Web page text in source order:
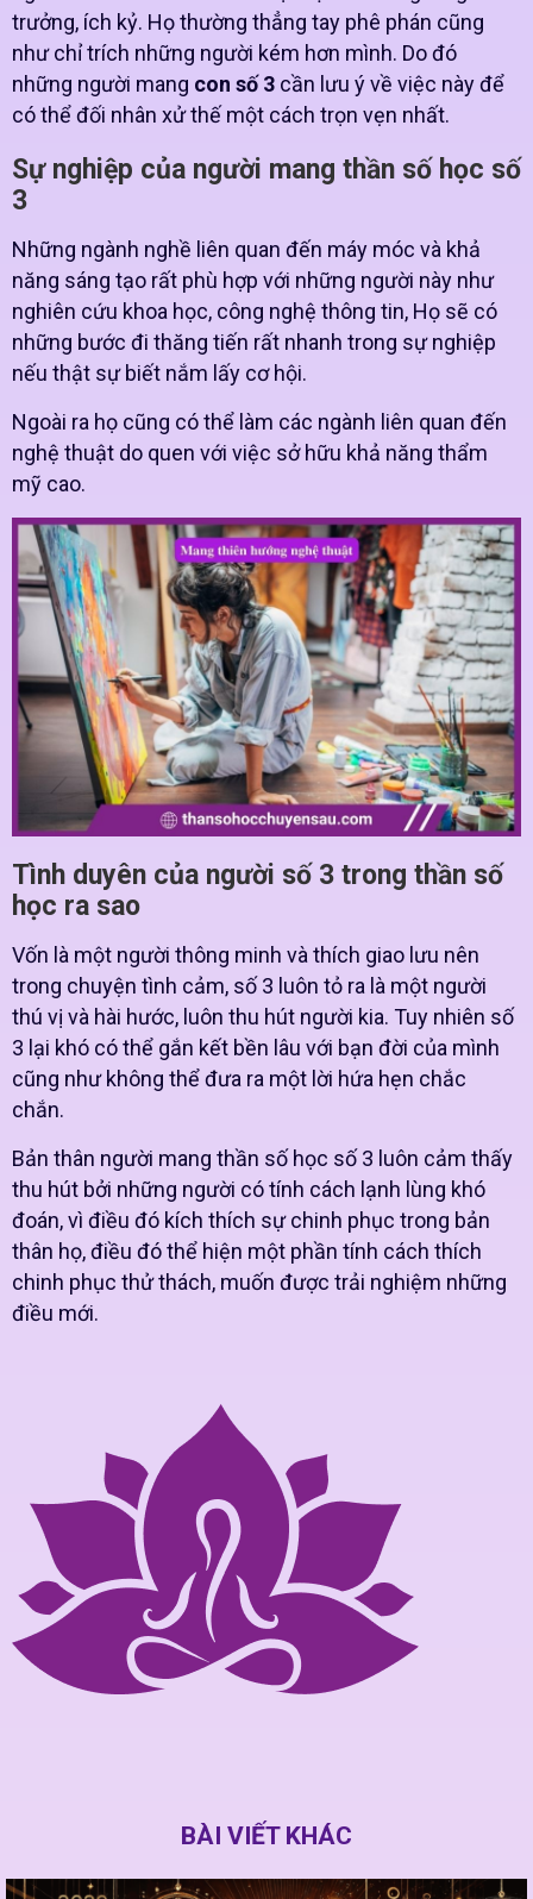
trưởng, ích kỷ. Họ thường thẳng tay phê phán cũng
như chỉ trích những người kém hơn mình. Do đó
những người mang con số 3 cần lưu ý về việc này để
có thể đối nhân xử thế một cách trọn vẹn nhất.
Sự nghiệp của người mang thần số học số
3
Những ngành nghề liên quan đến máy móc và khả
năng sáng tạo rất phù hợp với những người này như
nghiên cứu khoa học, công nghệ thông tin, Họ sẽ có
những bước đi thăng tiến rất nhanh trong sự nghiệp
nếu thật sự biết nắm lấy cơ hội.
Ngoài ra họ cũng có thể làm các ngành liên quan đến
nghệ thuật do quen với việc sở hữu khả năng thẩm
mỹ cao.
Tình duyên của người số 3 trong thần số
học ra sao
Vốn là một người thông minh và thích giao lưu nên
trong chuyện tình cảm, số 3 luôn tỏ ra là một người
thú vị và hài hước, luôn thu hút người kia. Tuy nhiên số
3 lại khó có thể gắn kết bền lâu với bạn đời của mình
cũng như không thể đưa ra một lời hứa hẹn chắc
chắn.
Bản thân người mang thần số học số 3 luôn cảm thấy
thu hút bởi những người có tính cách lạnh lùng khó
đoán, vì điều đó kích thích sự chinh phục trong bản
thân họ, điều đó thể hiện một phần tính cách thích
chinh phục thử thách, muốn được trải nghiệm những
điều mới.
BÀI VIẾT KHÁC